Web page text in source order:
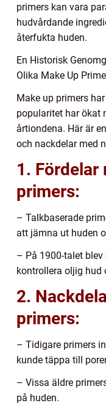
primers kan vara
hudvårdande
återfukta huden.
En Historisk
Olika Make Up
Make up primers
popularitet har ökat
årtiondena. Här är
och nackdelar med
1. Fördelar
primers:
– Talkbaserade
att jämna ut huden
– På 1900-talet
kontrollera oljig hud
2.
primers:
– Tidigare primers
kunde täppa till
– Vissa äldre
på huden.